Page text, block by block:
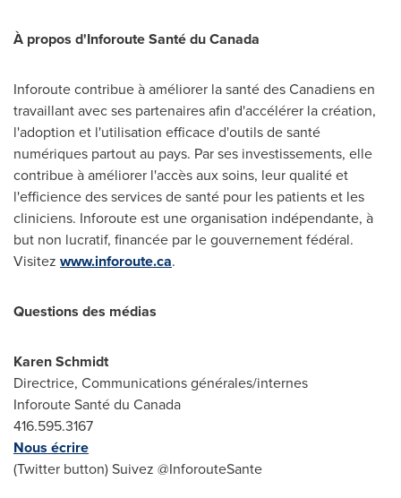
À propos d'Inforoute Santé duCanada
Inforoute contribue à améliorer la santé des Canadiens en
travaillant avec ses partenaires afin d'accélérer la création,
l'adoption et l'utilisation efficace d'outils de santé
numériques partout au pays. Par ses investissements, elle
contribue à améliorer l'accès aux soins, leur qualité et
l'efficience des services de santé pour les patients et les
cliniciens. Inforoute est une organisation indépendante, à
but non lucratif, financée par le gouvernement fédéral.
Visitez www.inforoute.ca.
Questions des médias
Karen Schmidt
Directrice, Communications générales/internes
Inforoute Santé du Canada
416.595.3167
Nous écrire
(Twitter button) Suivez @InforouteSante